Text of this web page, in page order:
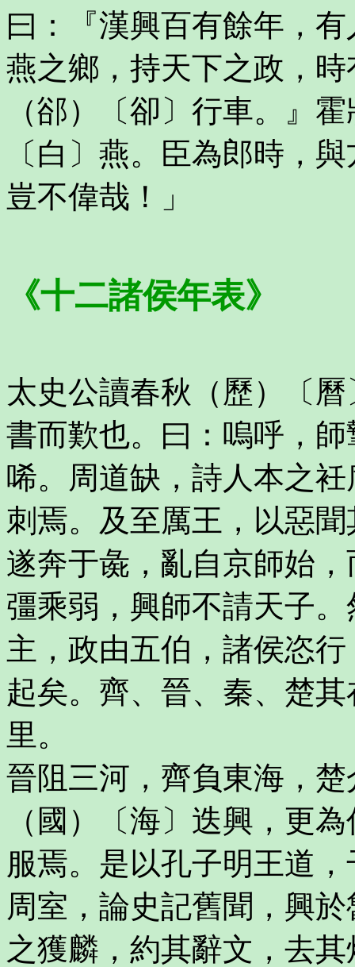
曰：『漢興百有餘年，
燕之鄉，持天下之政，
（郤）〔卻〕行車。』
〔白〕燕。臣為郎時，
豈不偉哉！」
《十二諸侯年表》
太史公讀春秋（歷）〔
書而歎也。曰：嗚呼，
唏。周道缺，詩人本之
刺焉。及至厲王，以惡
遂奔于彘，亂自京師始
彊乘弱，興師不請天子
主，政由五伯，諸侯恣
起矣。齊、晉、秦、楚
里。
晉阻三河，齊負東海，
（國）〔海〕迭興，更
服焉。是以孔子明王道
周室，論史記舊聞，興
之獲麟，約其辭文，去